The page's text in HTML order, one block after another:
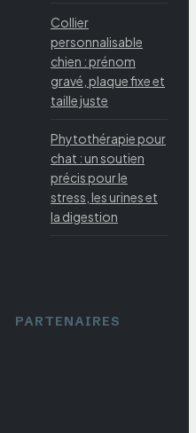
Collier
personnalisable
chien : prénom
gravé, plaque fixe et
taille juste
Phytothérapie pour
chat : un soutien
précis pour le
stress, les urines et
la digestion
PARTENAIRES